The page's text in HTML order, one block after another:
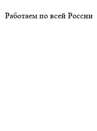
Работаем по всей России